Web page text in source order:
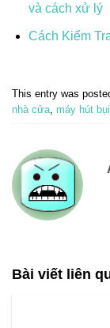
và cách xử lý
Cách Kiểm
This entry was
nhà cửa máy hút
Bài viết liên